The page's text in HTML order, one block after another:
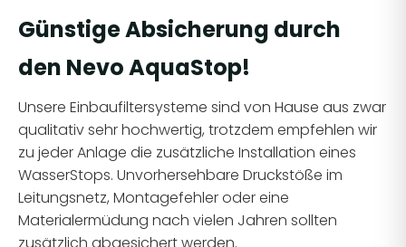
Günstige Absicherung durch
den Nevo AquaStop!
Unsere Einbaufiltersysteme sind von Hause aus zwar
qualitativ sehr hochwertig, trotzdem empfehlen wir
zu jeder Anlage die zusätzliche Installation eines
WasserStops. Unvorhersehbare Druckstöße im
Leitungsnetz, Montagefehler oder eine
Materialermüdung nach vielen Jahren sollten